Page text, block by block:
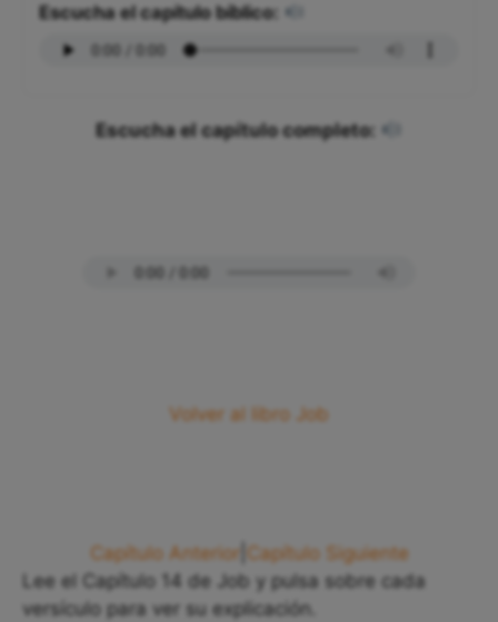
Escucha el capítulo bíblico:
Escucha el capítulo completo:
Volver al libro Job
Capítulo Anterior
Capítulo Siguiente
Lee el Capítulo 14 de Job y pulsa sobre cada
versículo para ver su explicación.